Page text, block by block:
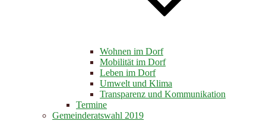
Wohnen im Dorf
Mobilität im Dorf
Leben im Dorf
Umwelt und Klima
Transparenz und Kommunikation
Termine
Gemeinderatswahl 2019